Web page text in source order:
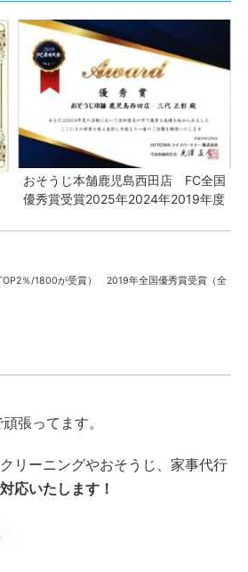
おそうじ本舗鹿児島西田店 FC全国
優秀賞受賞2025年2024年2019年度
％/1800が受賞） 2019年全国優秀賞受賞（全
張ってます。
リーニングやおそうじ、家事代行
応いたします！